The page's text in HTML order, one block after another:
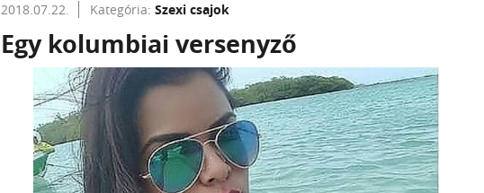
2018.07.22. Kategória: Szexi csajok
Egy kolumbiai versenyző